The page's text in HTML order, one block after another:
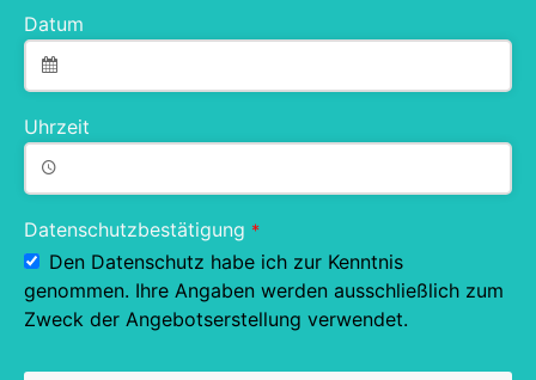
Datum
Uhrzeit
Datenschutzbestätigung *
Den Datenschutz habe ich zur Kenntnis
genommen. Ihre Angaben werden ausschließlich zum
Zweck der Angebotserstellung verwendet.